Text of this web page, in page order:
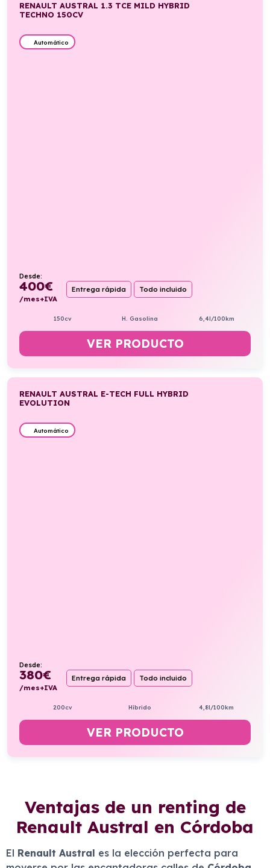
RENAULT AUSTRAL 1.3 TCE MILD HYBRID
TECHNO 150CV
Automático
Desde:
400€
/mes+IVA
Entrega rápida Todo incluido
150cv H. Gasolina 6,4l/100km
VER PRODUCTO
RENAULT AUSTRAL E-TECH FULL HYBRID
EVOLUTION
Automático
Desde:
380€
/mes+IVA
Entrega rápida Todo incluido
200cv Híbrido 4,8l/100km
VER PRODUCTO
Ventajas de un renting de
Renault Austral en Córdoba
El Renault Austral es la elección perfecta para